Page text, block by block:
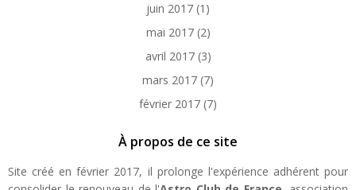
juin 2017 (1)
mai 2017(2)
avril 2017(3)
mars 2017 (7)
février 2017 (7)
À propos de ce site
Site créé en février 2017, il prolonge l'expérience adhérent pour